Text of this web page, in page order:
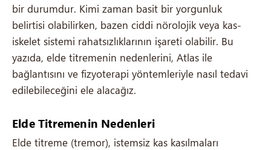
bir durumdur. Kimi zaman basit bir yorgunluk
belirtisi olabilirken, bazen ciddi nörolojik veya kas-
iskelet sistemi rahatsızlıklarının işareti olabilir. Bu
yazıda, elde titremenin nedenlerini, Atlas ile
bağlantısını ve fizyoterapi yöntemleriyle nasıl tedavi
edilebileceğini ele alacağız.
Elde Titremenin Nedenleri
Elde titreme (tremor), istemsiz kas kasılmaları